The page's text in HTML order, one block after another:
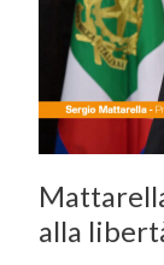
alla
libertà
alla
democrazia”